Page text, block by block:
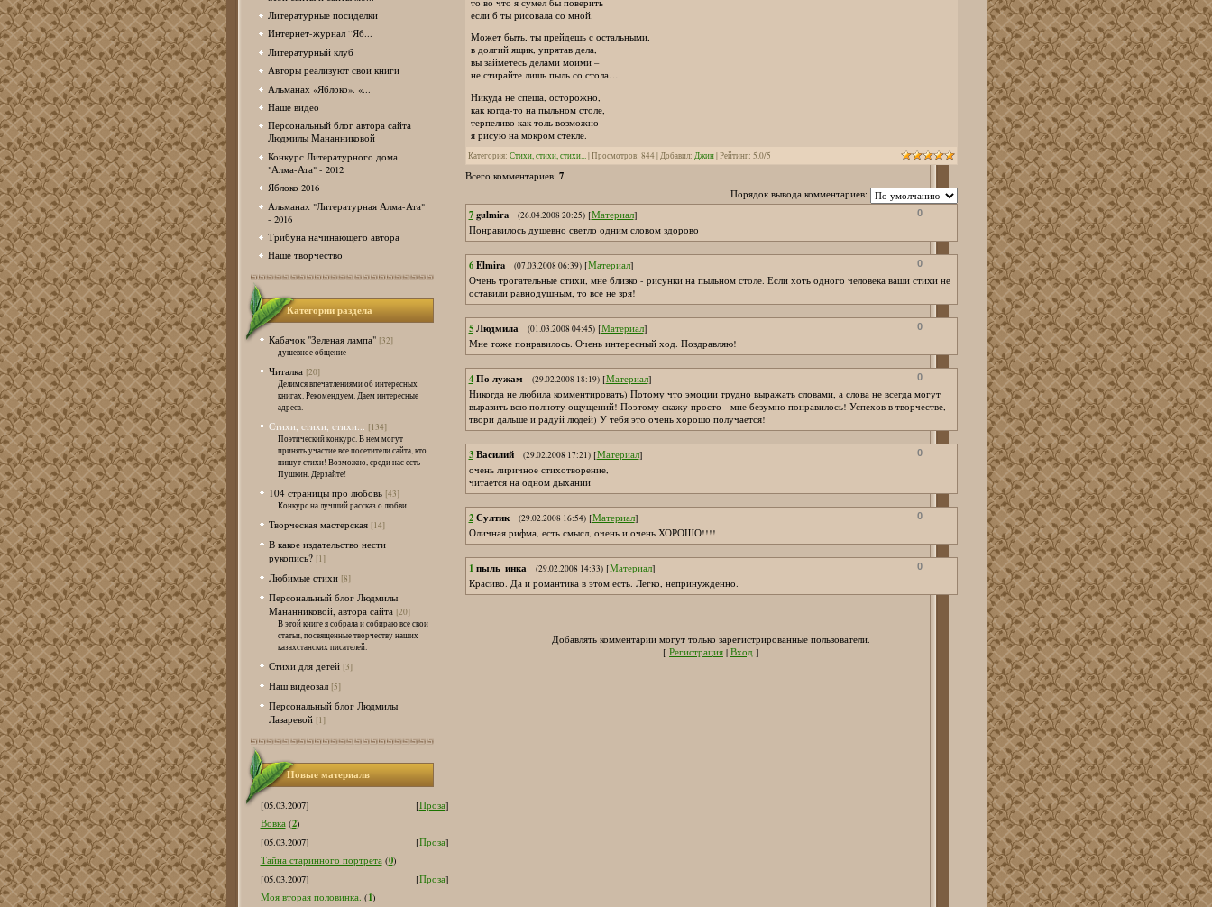
Литературные посиделки
Интернет-журнал “Яб...
Литературный клуб
Авторы реализуют свои книги
Альманах «Яблоко». «...
Наше видео
Персональный блог автора сайта
Людмилы Мананниковой
Конкурс Литературного дома
"Алма-Ата" - 2012
Яблоко 2016
Альманах "Литературная Алма-Ата"
- 2016
Трибуна начинающего автора
Наше творчество
Категории раздела
Кабачок "Зеленая лампа" [32]
душевное общение
Читалка [20]
Делимся впечатлениями об интересных
книгах. Рекомендуем. Даем интересные
адреса.
Стихи, стихи, стихи... [134]
Поэтический конкурс. В нем могут
принять участие все посетители сайта, кто
пишут стихи! Возможно, среди нас есть
Пушкин. Дерзайте!
104 страницы про любовь [43]
Конкурс на лучший рассказ о любви
Творческая мастерская [14]
В какое издательство нести
рукопись? [1]
Любимые стихи [8]
Персональный блог Людмилы
Мананниковой, автора сайта [20]
В этой книге я собрала и собираю все свои
статьи, посвященные творчеству наших
казахстанских писателей.
Стихи для детей [3]
Наш видеозал [5]
Персональный блог Людмилы
Лазаревой [1]
Новые материалв
[05.03.2007] [Проза]
Вовка (2)
[05.03.2007]
[Проза]
Тайна старинного портрета (0)
[05.03.2007]
[Проза]
Моя вторая половинка. (1)
если б ты рисовала со мной.
Может быть, ты прейдешь с остальными,
в долгий ящик, упрятав дела,
вы займетесь делами моими –
не стирайте лишь пыль со стола…
Никуда не спеша, осторожно,
как когда-то на пыльном столе,
терпеливо как толь возможно
я рисую на мокром стекле.
Категория: Стихи, стихи, стихи...|Просмотров: 844|Добавил: Джин|Рейтинг: 5.0/5
Всего комментариев: 7
Порядок вывода комментариев:
0
7 gulmira (26.04.2008 20:25)[Материал]
Понравилось душевно светло одним словом здорово
0
6 Elmira (07.03.2008 06:39)[Материал]
Очень трогательные стихи, мне близко - рисунки на пыльном столе. Если хоть одного человека ваши стихи не
оставили равнодушным, то все не зря!
0
5 Людмила (01.03.2008 04:45)[Материал]
Мне тоже понравилось. Очень интересный ход. Поздравляю!
0
4 По лужам (29.02.2008 18:19)[Материал]
Никогда не любила комментировать) Потому что эмоции трудно выражать словами, а слова не всегда могут
выразить всю полноту ощущений! Поэтому скажу просто - мне безумно понравилось! Успехов в творчестве,
твори дальше и радуй людей) У тебя это очень хорошо получается!
0
3 Василий (29.02.2008 17:21)[Материал]
очень лиричное стихотворение,
читается на одном дыхании
0
2 Султик (29.02.2008 16:54)[Материал]
Оличная рифма, есть смысл, очень и очень ХОРОШО!!!!
0
1 пыль_инка (29.02.2008 14:33)[Материал]
Красиво. Да и романтика в этом есть. Легко, непринужденно.
Добавлять комментарии могут только зарегистрированные пользователи.
[ Регистрация | Вход ]